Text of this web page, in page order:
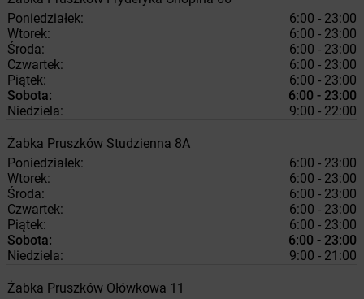
Poniedziałek:
6:00 - 23:00
Wtorek:
6:00 - 23:00
Środa:
6:00 - 23:00
Czwartek:
6:00 - 23:00
Piątek:
6:00 - 23:00
Sobota:
6:00 - 23:00
Niedziela:
9:00 - 22:00
Żabka Pruszków Studzienna 8A
Poniedziałek:
6:00 - 23:00
Wtorek:
6:00 - 23:00
Środa:
6:00 - 23:00
Czwartek:
6:00 - 23:00
Piątek:
6:00 - 23:00
Sobota:
6:00 - 23:00
Niedziela:
9:00 - 21:00
Żabka Pruszków Ołówkowa 11